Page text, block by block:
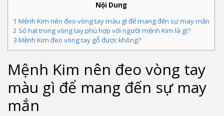
Nội Dung
1 Mệnh Kim nên đeo vòng tay màu gì để mang đến sự may mắn
2 Số hạt trong vòng tay phù hợp với người mệnh Kim là gì?
3 Mệnh Kim đeo vòng tay gỗ được không?
Mệnh Kim nên đeo vòng tay
màu gì để mang đến sự may
mắn